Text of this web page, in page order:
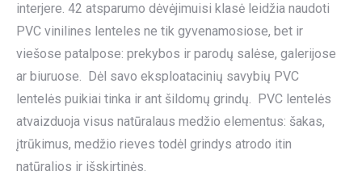
interjere. 42 atsparumo dėvėjimuisi klasė leidžia naudoti
PVC vinilines lenteles ne tik gyvenamosiose, bet ir
viešose patalpose: prekybos ir parodų salėse, galerijose
ar biuruose. Dėl savo eksploatacinių savybių PVC
lentelės puikiai tinka ir ant šildomų grindų. PVC lentelės
atvaizduoja visus natūralaus medžio elementus: šakas,
įtrūkimus, medžio rieves todėl grindys atrodo itin
natūralios ir išskirtinės.